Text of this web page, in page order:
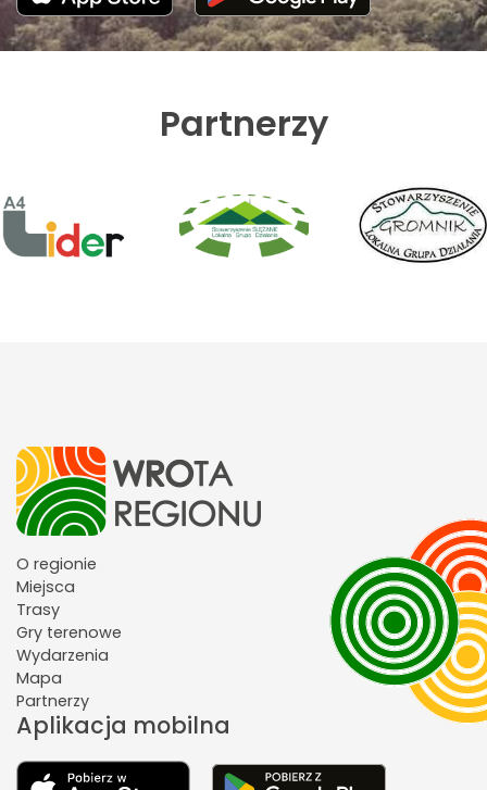
Partnerzy
O regionie
Miejsca
Trasy
Gry terenowe
Wydarzenia
Mapa
Partnerzy
Aplikacja mobilna